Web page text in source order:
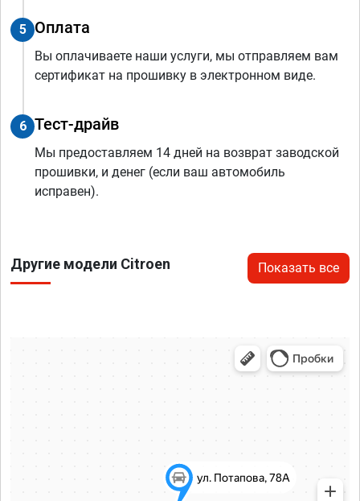
5 Оплата
Вы оплачиваете наши услуги, мы отправляем вам
сертификат на прошивку в электронном виде.
6 Тест-драйв
Мы предоставляем 14 дней на возврат заводской
прошивки, и денег (если ваш автомобиль
исправен).
Другие модели Citroen Показать все